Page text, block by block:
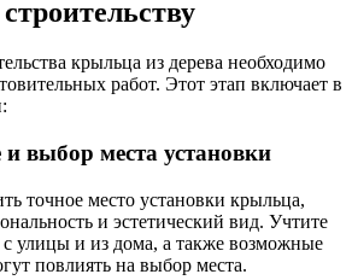
крыльца из дерева необходимо
работ. Этот этап включает в
выбор места установки
точное место установки крыльца,
и эстетический вид. Учтите
с улицы и из дома, а также возможные
повлиять на выбор места.